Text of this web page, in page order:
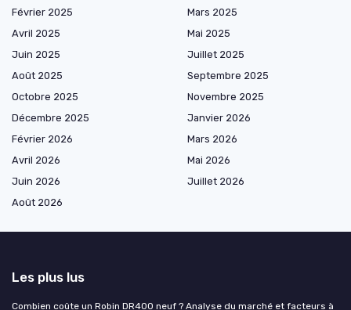
Février 2025
Mars 2025
Avril 2025
Mai 2025
Juin 2025
Juillet 2025
Août 2025
Septembre 2025
Octobre 2025
Novembre 2025
Décembre 2025
Janvier 2026
Février 2026
Mars 2026
Avril 2026
Mai 2026
Juin 2026
Juillet 2026
Août 2026
Les plus lus
Combien coûte un Robin DR400 neuf ? Analyse du marché et facteurs à